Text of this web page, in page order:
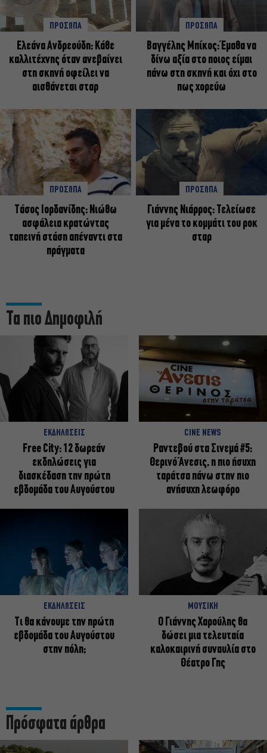
ΠΡΟΣΩΠΑ
Ελεάνα Ανδρεούδη: Κάθε
καλλιτέχνης όταν ανεβαίνει
στη σκηνή οφείλει να
αισθάνεται σταρ
ΠΡΟΣΩΠΑ
Βαγγέλης Μπίκος: Έμαθα να
δίνω αξία στο ποιος είμαι
πάνω στη σκηνή και όχι στο
πως χορεύω
ΠΡΟΣΩΠΑ
Tάσος Ιορδανίδης: Νιώθω
ασφάλεια κρατώντας
ταπεινή στάση απέναντι στα
πράγματα
ΠΡΟΣΩΠΑ
Γιάννης Νιάρρος: Τελείωσε
για μένα το κομμάτι του ροκ
σταρ
Τα πιο Δημοφιλή
ΕΚΔΗΛΩΣΕΙΣ
Free City: 12 δωρεάν
εκδηλώσεις για
διασκέδαση την πρώτη
εβδομάδα του Αυγούστου
CINE NEWS
Ραντεβού στα Σινεμά #5:
Θερινό Άνεσις, η πιο ήσυχη
ταράτσα πάνω στην πιο
ανήσυχη λεωφόρο
ΕΚΔΗΛΩΣΕΙΣ
Τι θα κάνουμε την πρώτη
εβδομάδα του Αυγούστου
στην πόλη;
ΜΟΥΣΙΚΗ
Ο Γιάννης Χαρούλης θα
δώσει μια τελευταία
καλοκαιρινή συναυλία στο
Θέατρο Γης
Πρόσφατα άρθρα